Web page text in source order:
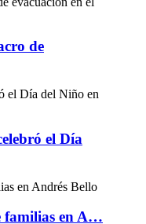
de
el Día
familias en A…